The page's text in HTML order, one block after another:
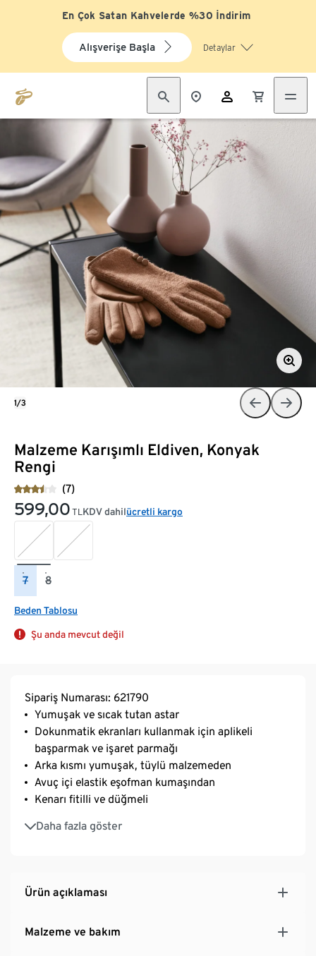
En Çok Satan Kahvelerde %30 İndirim
Alışverişe Başla Detaylar
Malzeme Karışımlı Eldiven, Konyak
Rengi
(7)
599,00 TLKDV dahilücretli kargo
7 8
Beden Tablosu
Şu anda mevcut değil
1/3
Sipariş Numarası: 621790
Yumuşak ve sıcak tutan astar
Dokunmatik ekranları kullanmak için aplikeli
başparmak ve işaret parmağı
Arka kısmı yumuşak, tüylü malzemeden
Avuç içi elastik eşofman kumaşından
Kenarı fitilli ve düğmeli
Daha fazla göster
2 farklı bedeni mevcuttur
Ürün açıklaması
Malzeme ve bakım